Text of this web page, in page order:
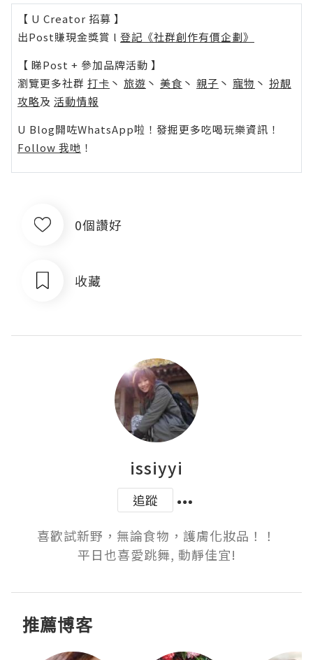
【 U Creator 招募 】
出Post賺現金獎賞 l 登記《社群創作有價企劃》
【 睇Post + 參加品牌活動 】
瀏覽更多社群 打卡 丶 旅遊 丶 美食 丶 親子 丶 寵物 丶 扮靚
攻略及 活動情報
U Blog開咗WhatsApp啦！發掘更多吃喝玩樂資訊！
Follow 我哋 ！
0個讚好
收藏
issiyyi
追蹤
喜歡試新野，無論食物，護膚化妝品！！
平日也喜愛跳舞, 動靜佳宜!
推薦博客